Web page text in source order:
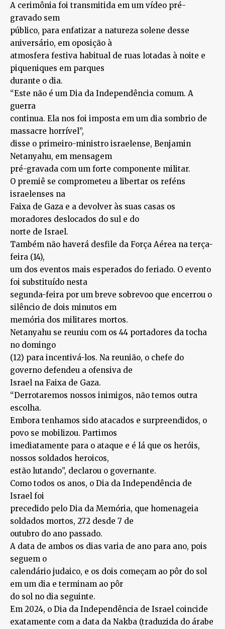
A cerimônia foi transmitida em um vídeo pré-
gravado sem
público, para enfatizar a natureza solene desse
aniversário, em oposição à
atmosfera festiva habitual de ruas lotadas à noite e
piqueniques em parques
durante o dia.
“Este não é um Dia da Independência comum. A
guerra
continua. Ela nos foi imposta em um dia sombrio de
massacre horrível”,
disse o primeiro-ministro israelense, Benjamin
Netanyahu, em mensagem
pré-gravada com um forte componente militar.
O premiê se comprometeu a libertar os reféns
israelenses na
Faixa de Gaza e a devolver às suas casas os
moradores deslocados do sul e do
norte de Israel.
Também não haverá desfile da Força Aérea na terça-
feira (14),
um dos eventos mais esperados do feriado. O evento
foi substituído nesta
segunda-feira por um breve sobrevoo que encerrou o
silêncio de dois minutos em
memória dos militares mortos.
Netanyahu se reuniu com os 44 portadores da tocha
no domingo
(12) para incentivá-los. Na reunião, o chefe do
governo defendeu a ofensiva de
Israel na Faixa de Gaza.
“Derrotaremos nossos inimigos, não temos outra
escolha.
Embora tenhamos sido atacados e surpreendidos, o
povo se mobilizou. Partimos
imediatamente para o ataque e é lá que os heróis,
nossos soldados heroicos,
estão lutando”, declarou o governante.
Como todos os anos, o Dia da Independência de
Israel foi
precedido pelo Dia da Memória, que homenageia
soldados mortos, 272 desde 7 de
outubro do ano passado.
A data de ambos os dias varia de ano para ano, pois
seguem o
calendário judaico, e os dois começam ao pôr do sol
em um dia e terminam ao pôr
do sol no dia seguinte.
Em 2024, o Dia da Independência de Israel coincide
exatamente com a data da Nakba (traduzida do árabe